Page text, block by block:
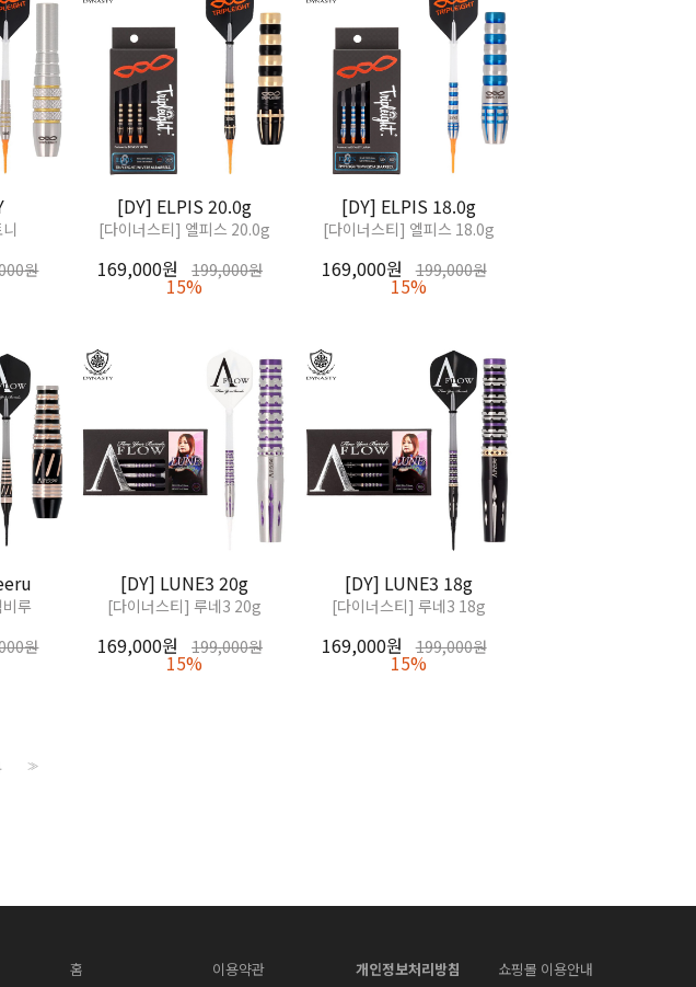
원
[DY] ELPIS 20.0g
[다이너스티] 엘피스 20.0g
169,000원 199,000원
15%
[DY] ELPIS 18.0g
[다이너스티] 엘피스 18.0g
169,000원 199,000원
15%
루
원
[DY] LUNE3 20g
[다이너스티] 루네3 20g
169,000원 199,000원
15%
[DY] LUNE3 18g
[다이너스티] 루네3 18g
169,000원 199,000원
15%
>>
홈 이용약관 개인정보처리방침 쇼핑몰 이용안내